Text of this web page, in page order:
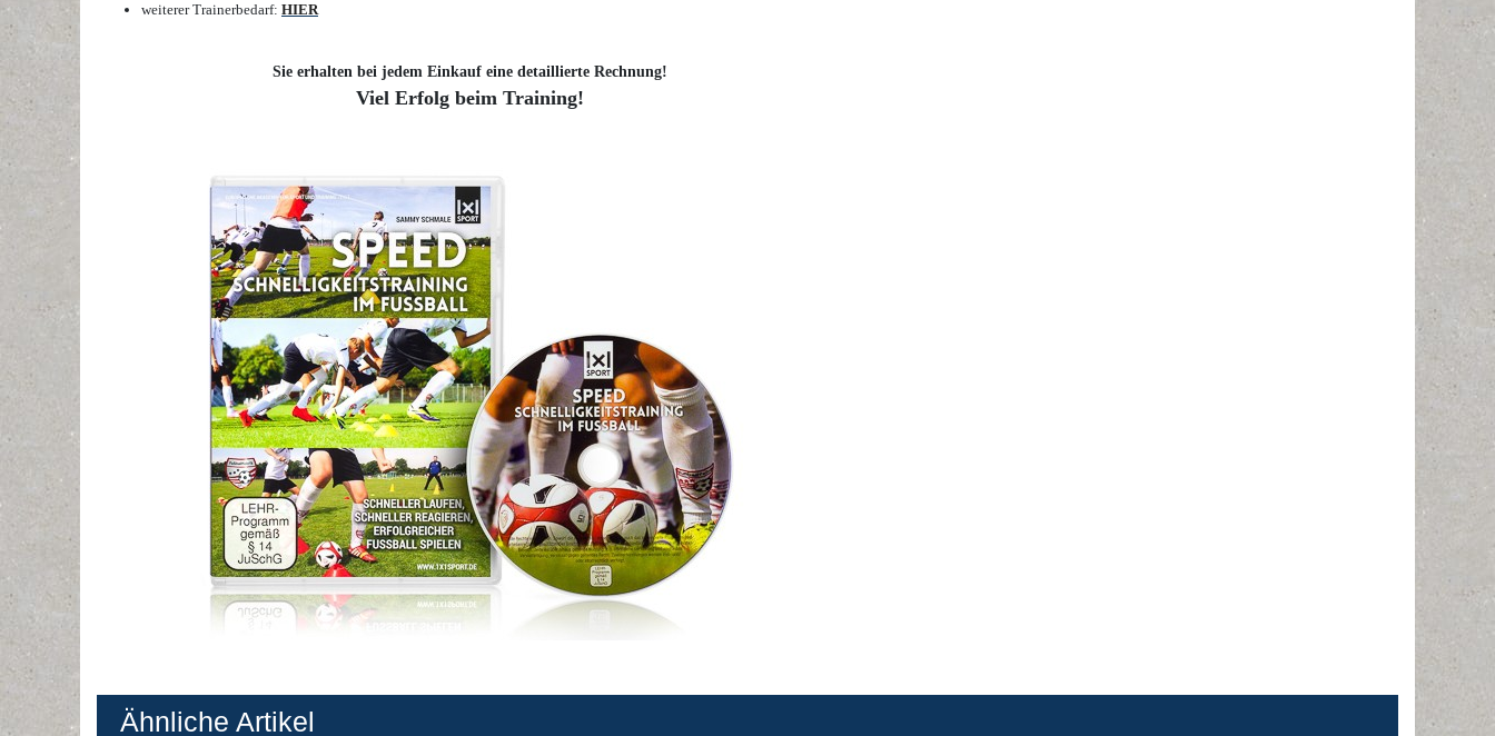
weiterer Trainerbedarf: HIER
Sie erhalten bei jedem Einkauf eine detaillierte Rechnung!
Viel Erfolg beim Training!
Ähnliche Artikel